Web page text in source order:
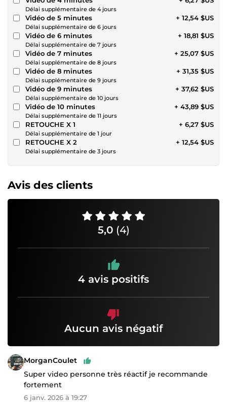
Délai supplémentaire de 4 jours
Vidéo de 5 minutes
Délai supplémentaire de 6 jours
+ 12,54 $US
Vidéo de 6 minutes
Délai supplémentaire de 7 jours
+ 18,81 $US
Vidéo de 7 minutes
Délai supplémentaire de 8 jours
+ 25,07 $US
Vidéo de 8 minutes
Délai supplémentaire de 9 jours
+ 31,35 $US
Vidéo de 9 minutes
Délai supplémentaire de 10 jours
+ 37,62 $US
Vidéo de 10 minutes
Délai supplémentaire de 11 jours
+ 43,89 $US
RETOUCHE X 1
Délai supplémentaire de 1 jour
+ 6,27 $US
RETOUCHE X 2
Délai supplémentaire de 3 jours
+ 12,54 $US
Avis des clients
5,0 (4)
4 avis positifs
Aucun avis négatif
MorganCoulet
Super video personne très réactif je recommande
fortement
6 janv. 2026 à 19:27